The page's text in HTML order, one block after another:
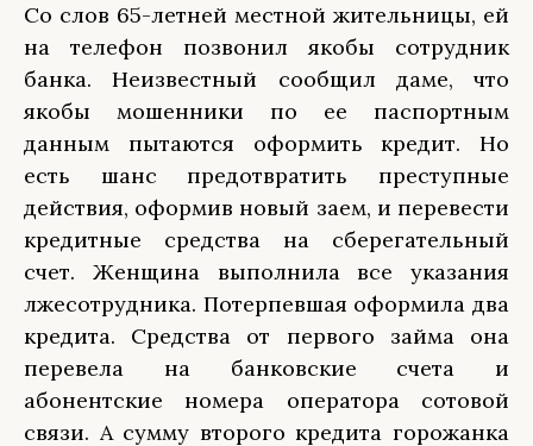
Со слов 65-летней местной жительницы, ей
на телефон позвонил якобы сотрудник
банка. Неизвестный сообщил даме, что
якобы мошенники по ее паспортным
данным пытаются оформить кредит. Но
есть шанс предотвратить преступные
действия, оформив новый заем, и перевести
кредитные средства на сберегательный
счет. Женщина выполнила все указания
лжесотрудника. Потерпевшая оформила два
кредита. Средства от первого займа она
перевела на банковские счета и
абонентские номера оператора сотовой
связи. А сумму второго кредита горожанка